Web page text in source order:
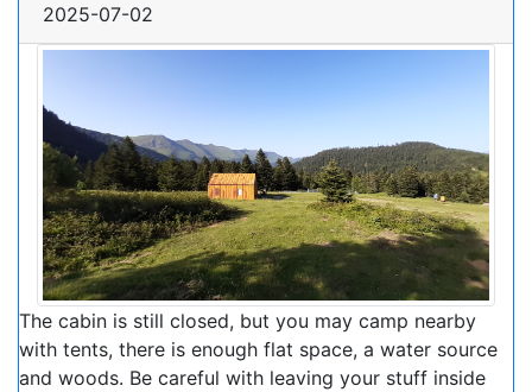
2025-07-02
The cabin is still closed, but you may camp nearby
with tents, there is enough flat space, a water source
and woods. Be careful with leaving your stuff inside